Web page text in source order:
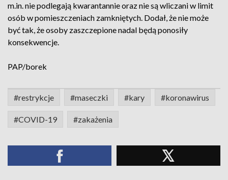
m.in. nie podlegają kwarantannie oraz nie są wliczani w limit
osób w pomieszczeniach zamkniętych. Dodał, że nie może
być tak, że osoby zaszczepione nadal będą ponosiły
konsekwencje.
PAP/borek
#restrykcje #maseczki #kary #koronawirus
#COVID-19 #zakażenia